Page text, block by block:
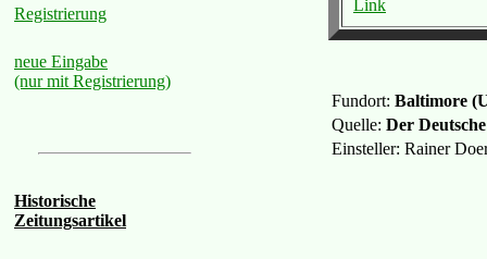
Registrierung
neue Eingabe
(nur mit Registrierung)
Historische
Zeitungsartikel
Link
Fundort: Baltimore
Quelle: Der
Einsteller: Rainer